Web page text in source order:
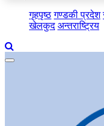
गृहपृष्ठ गण्डकी प्रदेश
खेलकुद अन्तराष्ट्रिय